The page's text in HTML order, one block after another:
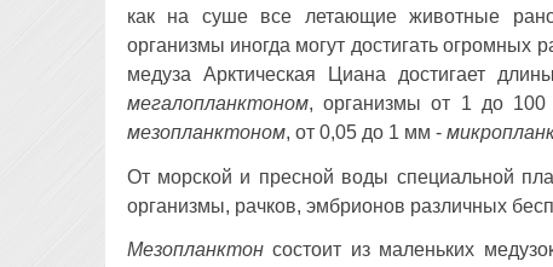
как на суше все летающие животные
организмы иногда могут достигать огромных
медуза Арктическая Циана достигает
мегалопланктоном, организмы от 1 до
мезопланктоном, от 0,05 до 1 мм -
От морской и пресной воды специальной
организмы, рачков, эмбрионов различных
Мезопланктонсостоит из маленьких